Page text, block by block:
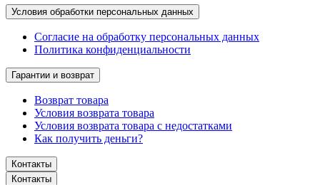
Условия обработки персональных данных
Согласие на обработку персональных данных
Политика конфиденциальности
Гарантии и возврат
Возврат товара
Условия возврата товара
Условия возврата товара с недостатками
Как получить деньги?
Контакты
Контакты